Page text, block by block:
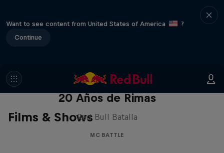
Want to see content from United States of America
?
Continue
Films & Shows
Red Bull Batalla Nueva Historia:
20 Años de Rimas
Red Bull Batalla
MC BATTLE